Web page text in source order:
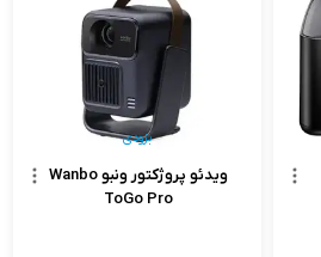
ویدئو پروژکتور ونبو Wanbo
ToGo Pro
بزودی